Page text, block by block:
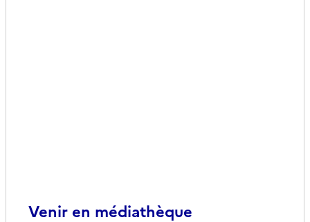
Venir en médiathèque